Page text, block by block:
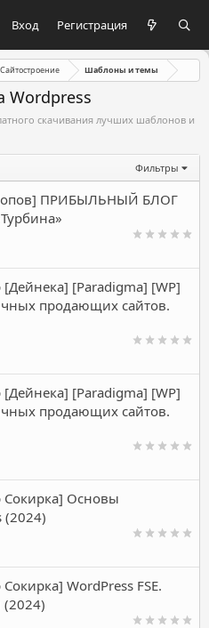
Вход Регистрация
Сайтостроение Шаблоны и темы
Wordpress
скачивания лучших шаблонов и
Фильтры
ПРИБЫЛЬНЫЙ БЛОГ
[Дейнека] [Paradigma] [WP]
продающих сайтов.
[Дейнека] [Paradigma] [WP]
продающих сайтов.
Сокирка] Основы
(2024)
WordPress FSE.
(2024)